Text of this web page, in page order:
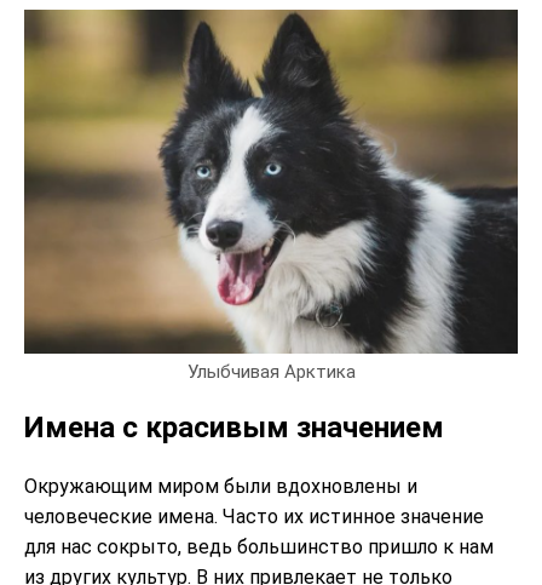
Улыбчивая Арктика
Имена с красивым значением
Окружающим миром были вдохновлены и
человеческие имена. Часто их истинное значение
для нас сокрыто, ведь большинство пришло к нам
из других культур. В них привлекает не только